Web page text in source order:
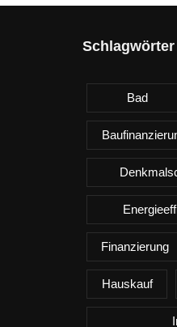
Schlagwörter
Bad
Finanzierung
Hauskauf